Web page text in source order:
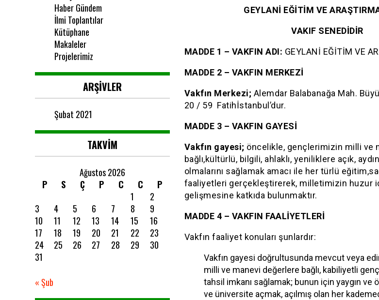
GEYLANİ EĞİTİM VE
VAKIF SENEDİDİR
MADDE 1 – VAKFIN ADI: GEYLANİ EĞİTİM VE
MADDE 2 – VAKFIN MERKEZİ
Vakfın Merkezi; Alemdar Balabanağa Mah.
20 / 59 Fatihİstanbul’dur.
MADDE 3 – VAKFIN GAYESİ
Vakfın gayesi; öncelikle, gençlerimizin milli ve
bağlı,kültürlü, bilgili, ahlaklı, yeniliklere açık,
olmalarını sağlamak amacı ile her türlü
faaliyetleri gerçekleştirerek, milletimizin huzur
gelişmesine katkıda bulunmaktır.
MADDE 4 – VAKFIN FAALİYETLERİ
Vakfın faaliyet konuları şunlardır:
Vakfın gayesi doğrultusunda mevcut veya
milli ve manevi değerlere bağlı, kabiliyetli
tahsil imkanı sağlamak; bunun için yaygın ve
ve üniversite açmak, açılmış olan her
Haber Gündem
İlmi Toplantılar
Kütüphane
Makaleler
Projelerimiz
ARŞIVLER
Şubat 2021
TAKVIM
Ağustos 2026
P
S Ç P C C
P
1
2
3
4 5 6 7 8
9
10
11 12 13 14 15
16
17
18 19 20 21 22
23
24
25 26 27 28 29
30
31
« Şub